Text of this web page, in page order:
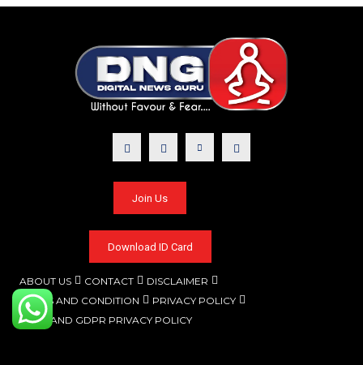
Join Us
Download ID Card
ABOUT US CONTACT
DISCLAIMER
TERMS AND CONDITION
PRIVACY POLICY
CCPA AND GDPR PRIVACY POLICY